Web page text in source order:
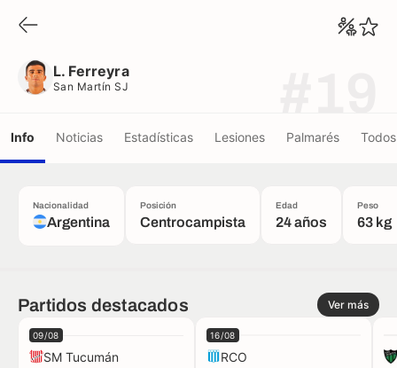
L. Ferreyra
San Martín SJ
Info Noticias Estadísticas Lesiones Palmarés
Nacionalidad
Argentina
Posición
Centrocampista
Edad
24 años
Peso
63 kg
Partidos destacados Ver más
09/08
SM Tucumán
16/08
RCO